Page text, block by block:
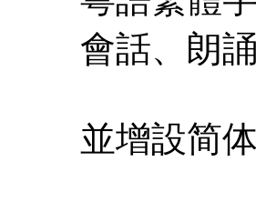
會話
並增設简